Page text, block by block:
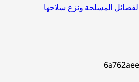
المسلحة ونزع سلاحها